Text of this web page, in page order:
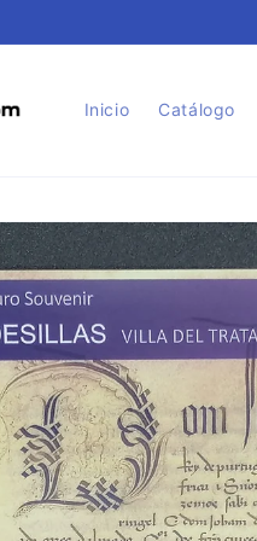
Inicio Catálogo